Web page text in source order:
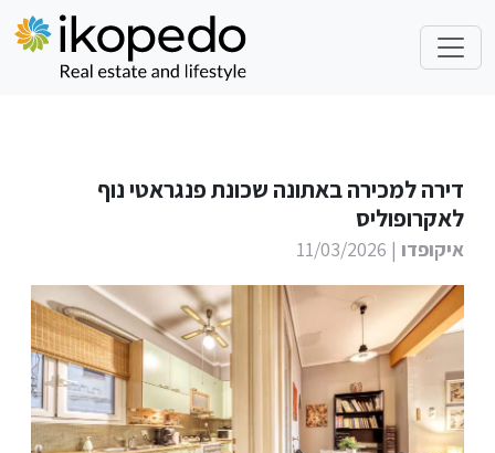
דירה למכירה באתונה שכונת פנגראטי נוף
לאקרופוליס
איקופדו | 11/03/2026